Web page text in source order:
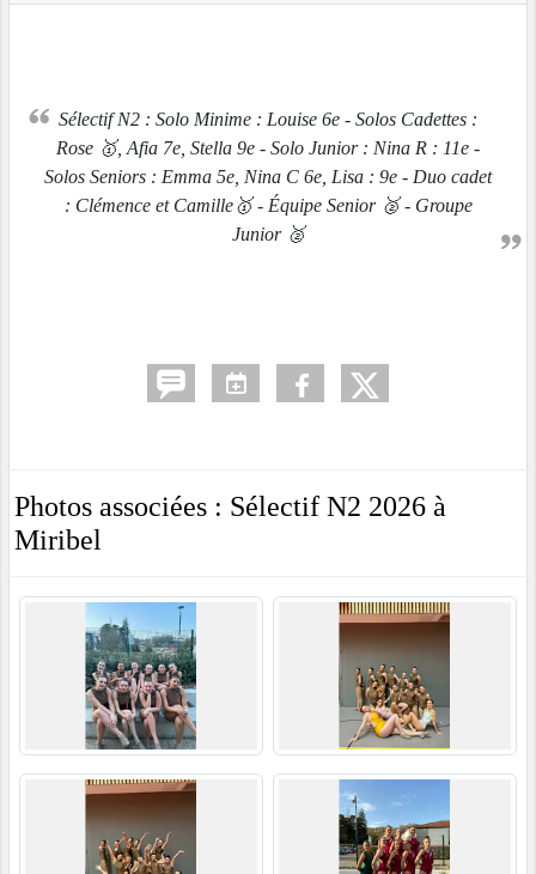
Sélectif N2 : Solo Minime : Louise 6e - Solos Cadettes :
Rose 🥇, Afia 7e, Stella 9e - Solo Junior : Nina R : 11e -
Solos Seniors : Emma 5e, Nina C 6e, Lisa : 9e - Duo cadet
: Clémence et Camille🥇 - Équipe Senior 🥈 - Groupe
Junior 🥈
Photos associées : Sélectif N2 2026 à
Miribel